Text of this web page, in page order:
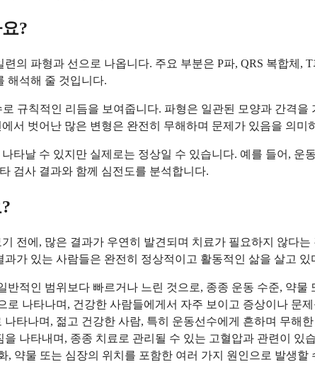
?
의 파형과 선으로 나옵니다. 주요 부분은 P파, QRS 복합체,
해석해 줄 것입니다.
규칙적인 리듬을 보여줍니다. 파형은 일관된 모양과 간격
서 벗어난 많은 변형은 완전히 무해하며 문제가 있음을 의미
타날 수 있지만 실제로는 정상일 수 있습니다. 예를 들어,
검사 결과와 함께 심전도를 분석합니다.
전에, 많은 결과가 우연히 발견되며 치료가 필요하지 않다
가 있는 사람들은 완전히 정상적이고 활동적인 삶을 살고
반적인 범위보다 빠르거나 느린 것으로, 종종 운동 수준, 약물
로 나타나며, 건강한 사람들에게서 자주 보이고 증상이나 문
타나며, 젊고 건강한 사람, 특히 운동선수에게 흔하며 무해
나타내며, 종종 치료로 관리될 수 있는 고혈압과 관련이 있
, 약물 또는 심장의 위치를 포함한 여러 가지 원인으로 발생할